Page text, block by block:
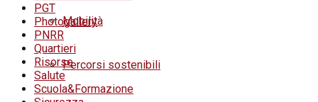
Mobilità
Percorsi sostenibili
PGT
Photogallery
PNRR
Quartieri
Risorse
Salute
Scuola&Formazione